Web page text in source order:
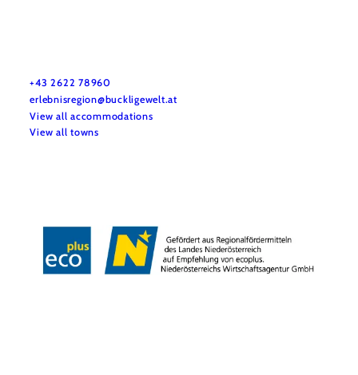
+43 2622 78960
erlebnisregion@buckligewelt.at
View all accommodations
View all towns